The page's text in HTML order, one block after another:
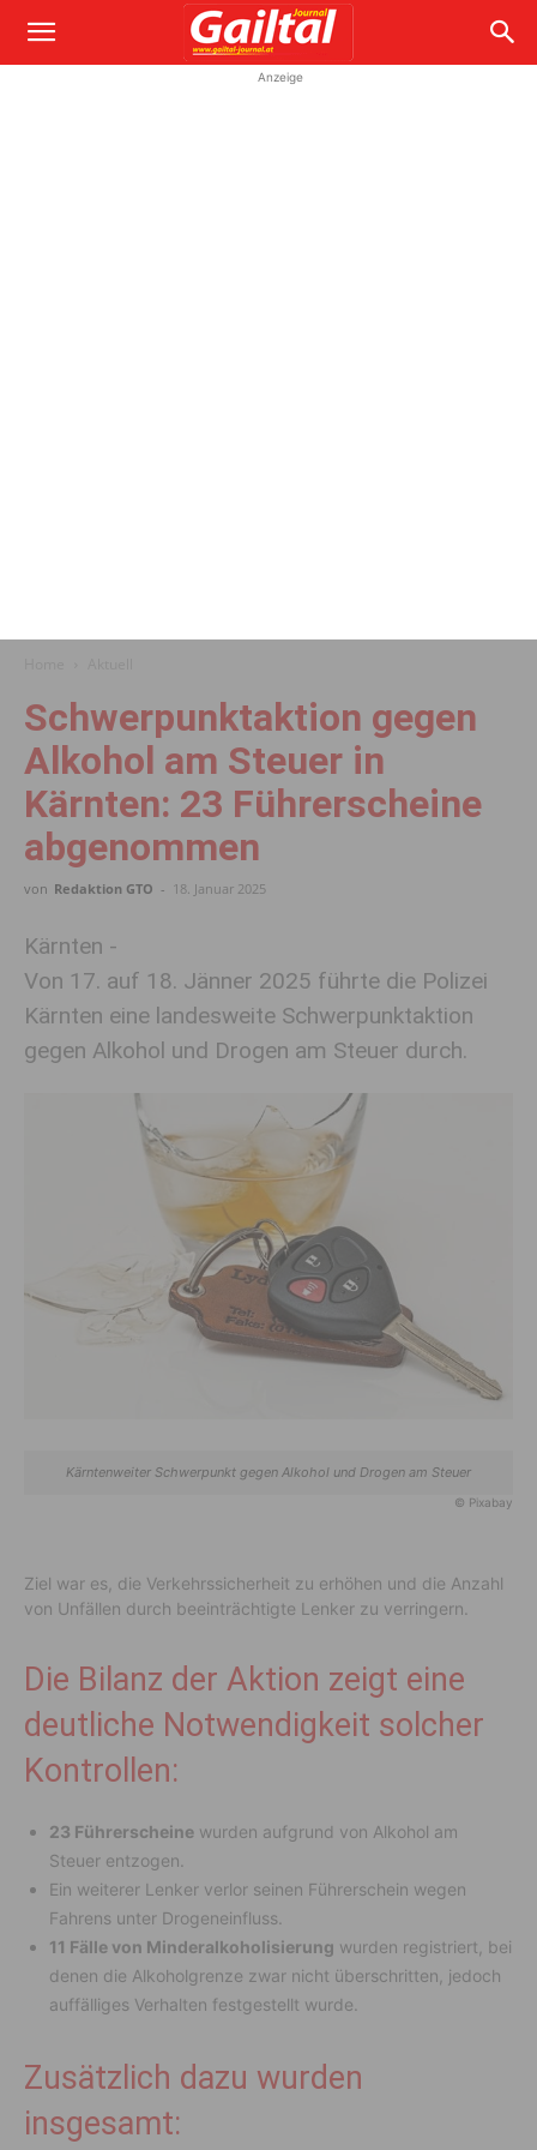
Anzeige
Schwerpunktaktion gegen
Alkohol am Steuer in
Kärnten: 23 Führerscheine
abgenommen
von Redaktion GTO - 18. Januar 2025
Kärnten -
Von 17. auf 18. Jänner 2025 führte die Polizei
Kärnten eine landesweite Schwerpunktaktion
gegen Alkohol und Drogen am Steuer durch.
Kärntenweiter Schwerpunkt gegen Alkohol und Drogen am Steuer
© Pixabay
Ziel war es, die Verkehrssicherheit zu erhöhen und die Anzahl
von Unfällen durch beeinträchtigte Lenker zu verringern.
Die Bilanz der Aktion zeigt eine
deutliche Notwendigkeit solcher
Kontrollen:
23 Führerscheine wurden aufgrund von Alkohol am
Steuer entzogen.
Ein weiterer Lenker verlor seinen Führerschein wegen
Fahrens unter Drogeneinfluss.
11 Fälle von Minderalkoholisierung wurden registriert, bei
denen die Alkoholgrenze zwar nicht überschritten, jedoch
auffälliges Verhalten festgestellt wurde.
Zusätzlich dazu wurden
insgesamt: